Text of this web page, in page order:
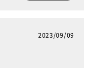
2023/09/09